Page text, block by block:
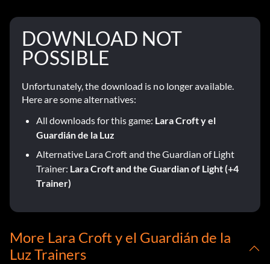
DOWNLOAD NOT
POSSIBLE
Unfortunately, the download is no longer available.
Here are some alternatives:
All downloads for this game: Lara Croft y el
Guardián de la Luz
Alternative Lara Croft and the Guardian of Light
Trainer: Lara Croft and the Guardian of Light (+4
Trainer)
More Lara Croft y el Guardián de la
Luz Trainers